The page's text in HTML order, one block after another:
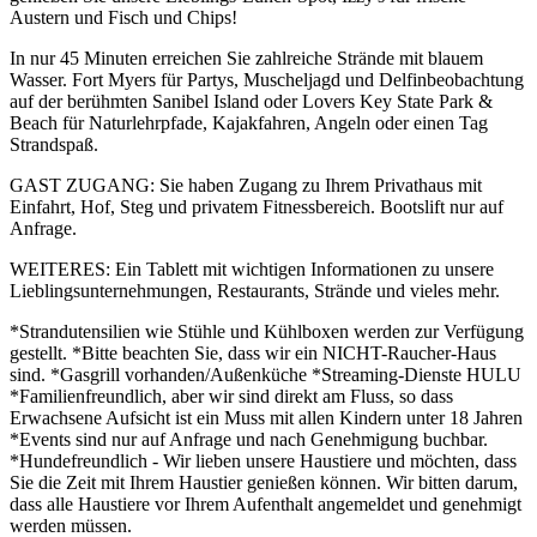
Austern und Fisch und Chips!
In nur 45 Minuten erreichen Sie zahlreiche Strände mit blauem
Wasser. Fort Myers für Partys, Muscheljagd und Delfinbeobachtung
auf der berühmten Sanibel Island oder Lovers Key State Park &
Beach für Naturlehrpfade, Kajakfahren, Angeln oder einen Tag
Strandspaß.
GAST ZUGANG: Sie haben Zugang zu Ihrem Privathaus mit
Einfahrt, Hof, Steg und privatem Fitnessbereich. Bootslift nur auf
Anfrage.
WEITERES: Ein Tablett mit wichtigen Informationen zu unsere
Lieblingsunternehmungen, Restaurants, Strände und vieles mehr.
*Strandutensilien wie Stühle und Kühlboxen werden zur Verfügung
gestellt. *Bitte beachten Sie, dass wir ein NICHT-Raucher-Haus
sind. *Gasgrill vorhanden/Außenküche *Streaming-Dienste HULU
*Familienfreundlich, aber wir sind direkt am Fluss, so dass
Erwachsene Aufsicht ist ein Muss mit allen Kindern unter 18 Jahren
*Events sind nur auf Anfrage und nach Genehmigung buchbar.
*Hundefreundlich - Wir lieben unsere Haustiere und möchten, dass
Sie die Zeit mit Ihrem Haustier genießen können. Wir bitten darum,
dass alle Haustiere vor Ihrem Aufenthalt angemeldet und genehmigt
werden müssen.